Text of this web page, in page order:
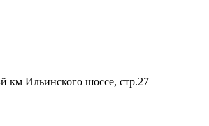
км Ильинского шоссе, стр.27